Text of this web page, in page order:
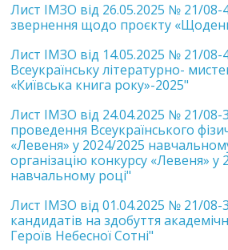
Лист ІМЗО від 26.05.2025 № 21/08-
звернення щодо проєкту
Лист ІМЗО від 14.05.2025 № 21/08-
Всеукраїнську літературно-
«Київська книга року»-2025"
Лист ІМЗО від 24.04.2025 № 21/08-
проведення Всеукраїнського
«Левеня» у 2024/2025
організацію конкурсу «Левеня» у
навчальному році"
Лист ІМЗО від 01.04.2025 № 21/
кандидатів на здобуття
Героїв Небесної Сотні"